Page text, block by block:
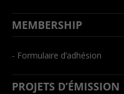
MEMBERSHIP
- Formulaire d’adhésion
PROJETS D’ÉMISSION